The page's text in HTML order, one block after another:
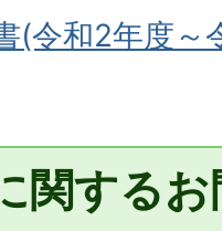
(令和2年度～
関する